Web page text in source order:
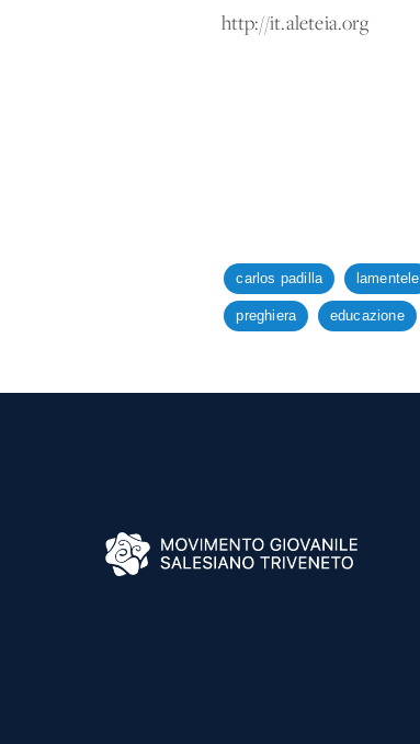
http://it.aleteia.org
carlos padilla lamentele
preghiera educazione